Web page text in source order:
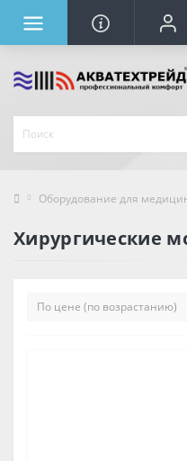
Оборудование для
Хирургические